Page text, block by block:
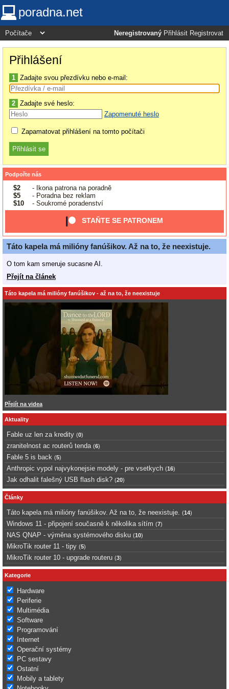
poradna.net
Neregistrovaný Přihlásit Registrovat
Přihlášení
1 Zadajte svou přezdívku nebo e-mail:
2 Zadajte své heslo:
Zapomenuté heslo
Zapamatovat přihlášení na tomto počítači
Podpořte nás
$2
- Ikona patrona na poradně
$5
- Poradna bez reklam
$10
- Soukromé poradenství
STAŇTE SE PATRONEM
Táto kapela má milióny fanúšikov. Až na to, že neexistuje.
O tom kam smeruje sucasne AI.
Přejít na článek
Táto kapela má milióny fanúšikov - až na to, že neexistuje
Přejít na videa
Aktuality
Fable uz len za kredity (0)
zranitelnost ac routerů tenda (6)
Fable 5 is back (5)
Anthropic vypol najvykonejsie modely - pre vsetkych (16)
Jak odhalit falešný USB flash disk? (20)
Články
Táto kapela má milióny fanúšikov. Až na to, že neexistuje. (14)
Windows 11 - připojení současně k několika sítím (7)
NAS QNAP - výměna systémového disku (10)
MikroTik router 11 - tipy (5)
MikroTik router 10 - upgrade routeru (3)
Kategorie
Hardware
Periferie
Multimédia
Software
Programování
Internet
Operační systémy
PC sestavy
Ostatní
Mobily a tablety